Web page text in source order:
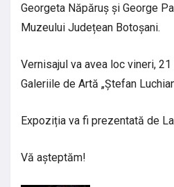
Georgeta Năpăruș și George
Muzeului Județean Botoșani.
Vernisajul va avea loc vineri,
Galeriile de Artă „Ștefan
Expoziția va fi prezentată de
Vă așteptăm!